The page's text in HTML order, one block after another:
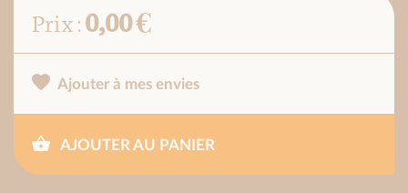
Prix :0,00 €
Ajouter à mes envies
AJOUTER AU PANIER